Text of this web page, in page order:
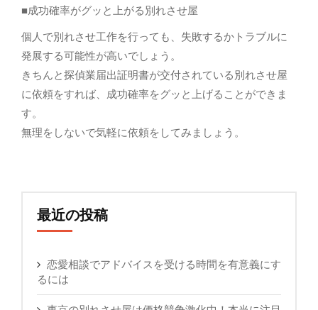
■成功確率がグッと上がる別れさせ屋
個人で別れさせ工作を行っても、失敗するかトラブルに
発展する可能性が高いでしょう。
きちんと探偵業届出証明書が交付されている別れさせ屋
に依頼をすれば、成功確率をグッと上げることができま
す。
無理をしないで気軽に依頼をしてみましょう。
最近の投稿
恋愛相談でアドバイスを受ける時間を有意義にす
るには